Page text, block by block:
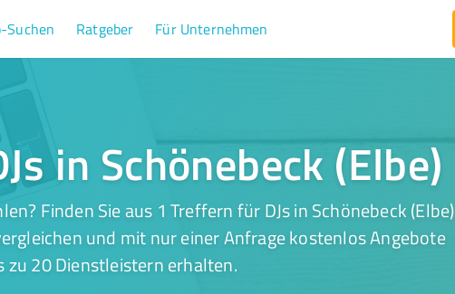
Suchen Ratgeber Für Unternehmen
in Schönebeck (Elbe)
Finden Sie aus 1 Treffern für DJs in Schönebeck (Elbe)
und mit nur einer Anfrage kostenlos Angebote
zu 20 Dienstleistern erhalten.